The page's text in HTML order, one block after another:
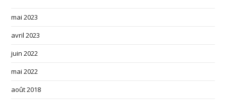
mai 2023
avril 2023
juin 2022
mai 2022
août 2018